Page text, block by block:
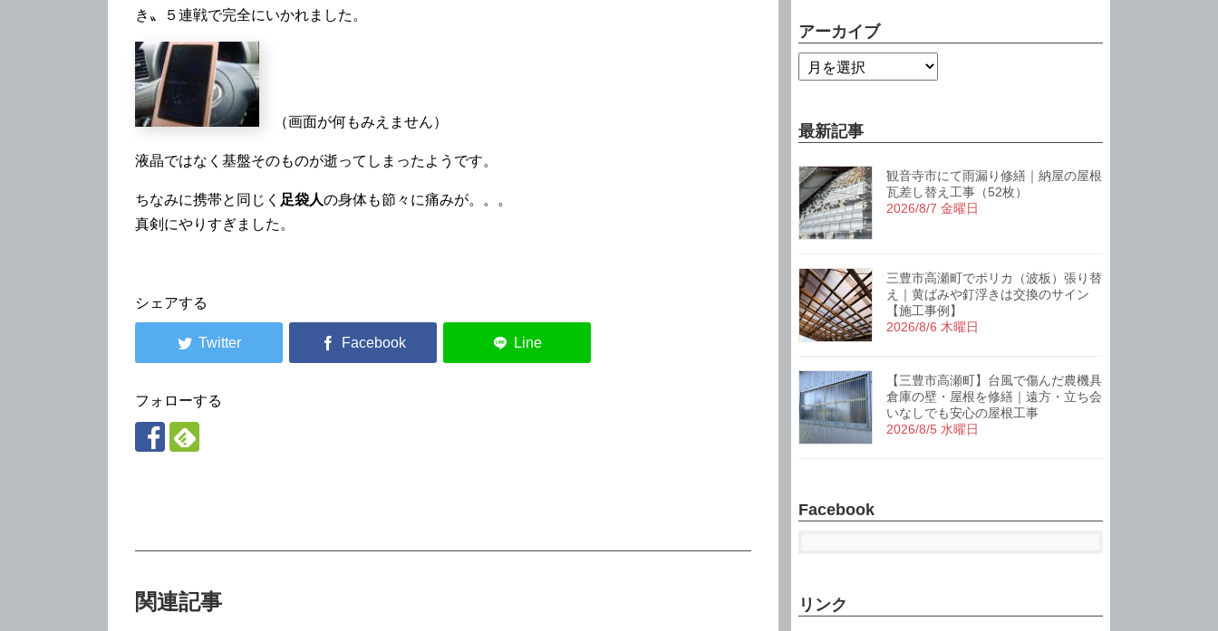
き〟５連戦で完全にいかれました。
（画面が何もみえません）
液晶ではなく基盤そのものが逝ってしまったようです。
ちなみに携帯と同じく 足袋人の身体も節々に痛みが。。。
真剣にやりすぎました。
シェアする
フォローする
関連記事
アーカイブ
最新記事
観音寺市にて雨漏り修繕｜納屋の屋根
瓦差し替え工事（52枚）
2026/8/7 金曜日
三豊市高瀬町でポリカ（波板）張り替
え｜黄ばみや釘浮きは交換のサイン
【施工事例】
2026/8/6 木曜日
【三豊市高瀬町】台風で傷んだ農機具
倉庫の壁・屋根を修繕｜遠方・立ち会
いなしでも安心の屋根工事
2026/8/5 水曜日
Facebook
リンク